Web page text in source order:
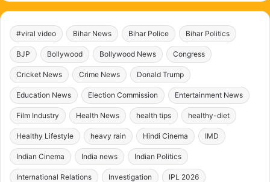
#viral video Bihar News Bihar Police Bihar Politics
BJP Bollywood Bollywood News Congress
Cricket News Crime News Donald Trump
Education News Election Commission Entertainment News
Film Industry Health News health tips healthy-diet
Healthy Lifestyle heavy rain Hindi Cinema IMD
Indian Cinema India news Indian Politics
International Relations Investigation IPL 2026